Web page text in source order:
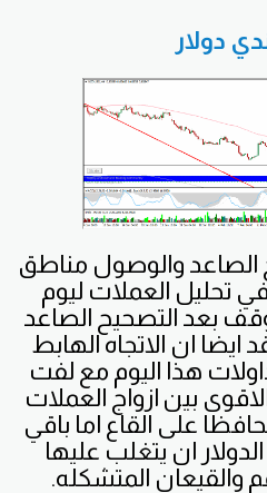
دولار
الصاعد والوصول مناطق
تحليل العملات ليوم
بعد التصحيح الصاعد
ايضا ان الاتجاه الهابط
هذا اليوم مع لفت
بين ازواج العملات
على القاع اما باقي
ان يتغلب عليها
المتشكله.